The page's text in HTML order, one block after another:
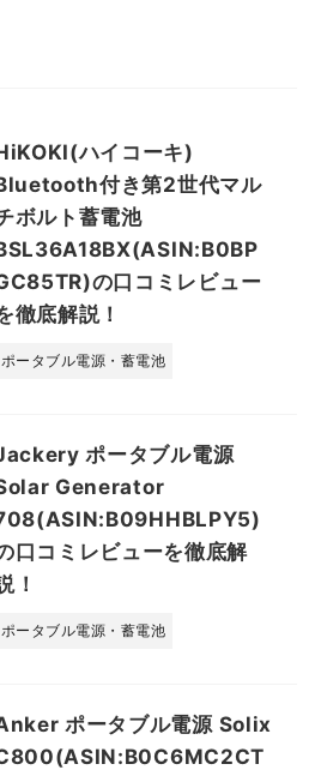
ハイコーキ)
付き第2世代マル
ボルト蓄電池
の口コミレビュー
徹底解説！
ポータブル電源・蓄電池
ポータブル電源
Generator
口コミレビューを徹底解
！
ポータブル電源・蓄電池
ポータブル電源 Solix